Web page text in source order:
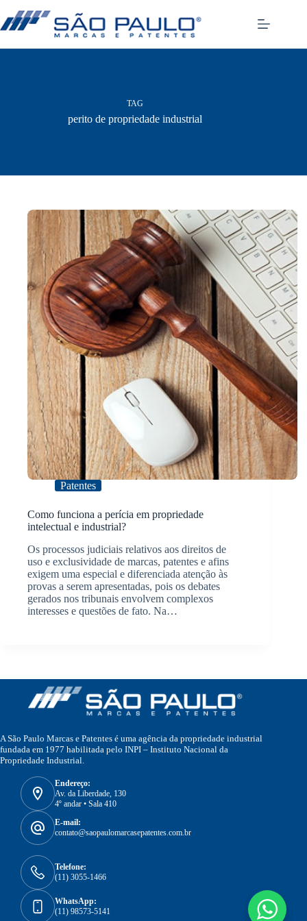
para
o
TAG
perito de propriedade industrial
Patentes
Como funciona a perícia em propriedade
intelectual e industrial?
Os processos judiciais relativos aos direitos de
uso e exclusividade de marcas, patentes e afins
exigem uma especial e diferenciada atenção às
provas a serem apresentadas, pois os debates
gerados nos tribunais envolvem complexos
interesses e questões de fato. Na…
A São Paulo Marcas e Patentes é uma agência da propriedade industrial
fundada em 1977 habilitada pelo INPI – Instituto Nacional da
Propriedade Industrial.
Endereço:
Av. da Liberdade, 130
4º andar • Sala 410
E-mail:
contato@saopaulomarcasepatentes.com.br
Telefone:
(11) 3055-1466
WhatsApp:
(11) 98573-5141